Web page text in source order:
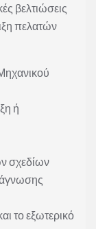
βελτιώσεις
πελατών
ή
σχεδίων
το εξωτερικό